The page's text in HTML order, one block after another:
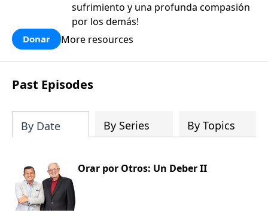
sufrimiento y una profunda compasión
por los demás!
Donar More resources
Past Episodes
By Date By Series By Topics
Orar por Otros: Un Deber II